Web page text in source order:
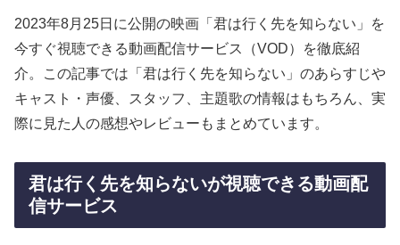
2023年8月25日に公開の映画「君は行く先を知らない」を
今すぐ視聴できる動画配信サービス（VOD）を徹底紹
介。この記事では「君は行く先を知らない」のあらすじや
キャスト・声優、スタッフ、主題歌の情報はもちろん、実
際に見た人の感想やレビューもまとめています。
君は行く先を知らないが視聴できる動画配
信サービス